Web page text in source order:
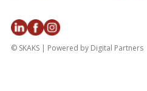
© SKAKS | Powered by Digital Partners